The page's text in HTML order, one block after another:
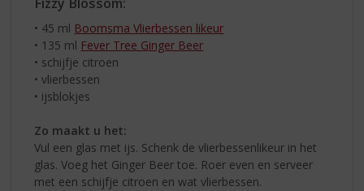
• 45 ml Boomsma Vlierbessen likeur
• 135 ml Fever Tree Ginger Beer
• schijfje citroen
• vlierbessen
• ijsblokjes
Zo maakt u het:
Vul een glas met ijs. Schenk de vlierbessenlikeur in het
glas. Voeg het Ginger Beer toe. Roer even en serveer
met een schijfje citroen en wat vlierbessen.